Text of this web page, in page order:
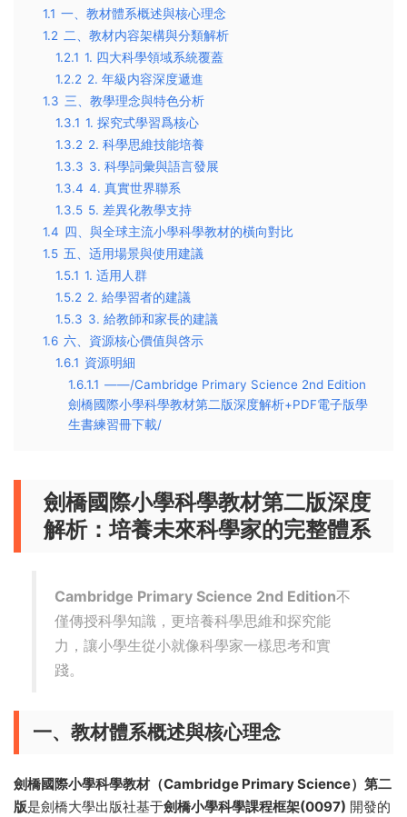
1.1 一、教材體系概述與核心理念
1.2 二、教材内容架構與分類解析
1.2.1 1. 四大科學領域系統覆蓋
1.2.2 2. 年級内容深度遞進
1.3 三、教學理念與特色分析
1.3.1 1. 探究式學習爲核心
1.3.2 2. 科學思維技能培養
1.3.3 3. 科學詞彙與語言發展
1.3.4 4. 真實世界聯系
1.3.5 5. 差異化教學支持
1.4 四、與全球主流小學科學教材的橫向對比
1.5 五、适用場景與使用建議
1.5.1 1. 适用人群
1.5.2 2. 給學習者的建議
1.5.3 3. 給教師和家長的建議
1.6 六、資源核心價值與啓示
1.6.1 資源明細
1.6.1.1 ——/Cambridge Primary Science 2nd Edition
劍橋國際小學科學教材第二版深度解析+PDF電子版學
生書練習冊下載/
劍橋國際小學科學教材第二版深度
解析：培養未來科學家的完整體系
Cambridge Primary Science 2nd Edition不
僅傳授科學知識，更培養科學思維和探究能
力，讓小學生從小就像科學家一樣思考和實
踐。
一、教材體系概述與核心理念
劍橋國際小學科學教材（Cambridge Primary Science）第二
版是劍橋大學出版社基于劍橋小學科學課程框架(0097) 開發的